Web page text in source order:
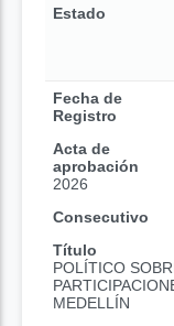
Estado
Fecha de
Registro
Acta de
aprobación
2026
Consecutivo
Título
POLÍTICO
MEDELLÍN